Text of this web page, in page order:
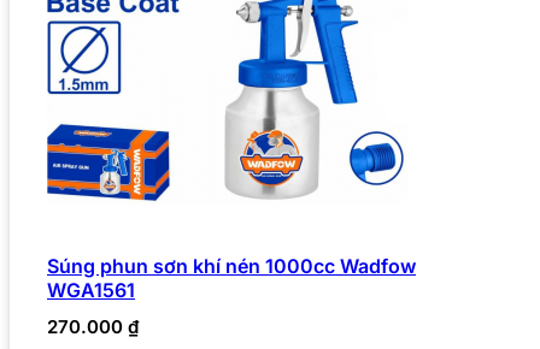
Súng phun sơn khí nén 1000cc Wadfow
WGA1561
270.000 ₫